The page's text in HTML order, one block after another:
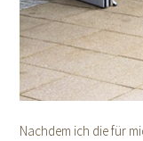
Nachdem ich die für